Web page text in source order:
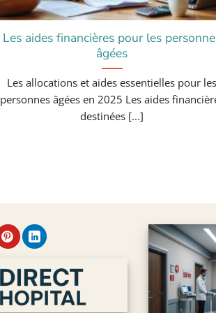
Les aides financières pour les
âgées
Les allocations et aides essentielles pour les
personnes âgées en 2025 Les aides
destinées [...]